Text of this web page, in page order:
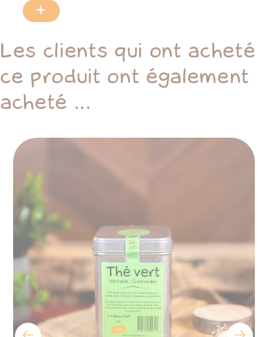
+
Les clients qui ont acheté
ce produit ont également
acheté ...